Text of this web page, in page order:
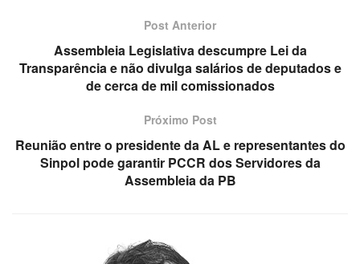
Post Anterior
Assembleia Legislativa descumpre Lei da
Transparência e não divulga salários de deputados e
de cerca de mil comissionados
Próximo Post
Reunião entre o presidente da AL e representantes do
Sinpol pode garantir PCCR dos Servidores da
Assembleia da PB